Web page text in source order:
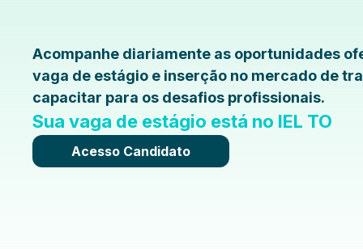
Acompanhe diariamente as oportunidades
vaga de estágio e inserção no mercado de
capacitar para os desafios profissionais.
Sua vaga de estágio está no IEL TO
Acesso Candidato